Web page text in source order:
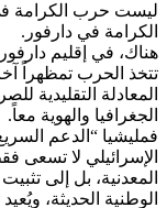
ليست حرب الكرامة
الكرامة في دارفور.
هناك، في إقليم
تتخذ الحرب تمظهراً
المعادلة التقليدية
الجغرافيا والهوية معاً.
فمليشيا “الدعم
الإسرائيلي لا تسعى
المعدنية، بل إلى
الوطنية الحديثة،